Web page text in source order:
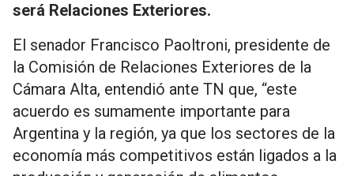
será Relaciones Exteriores.
El senador Francisco Paoltroni, presidente de
la Comisión de Relaciones Exteriores de la
Cámara Alta, entendió ante TN que, “este
acuerdo es sumamente importante para
Argentina y la región, ya que los sectores de la
economía más competitivos están ligados a la